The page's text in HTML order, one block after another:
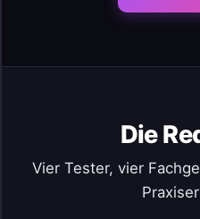
Die
Vier Tester, vier